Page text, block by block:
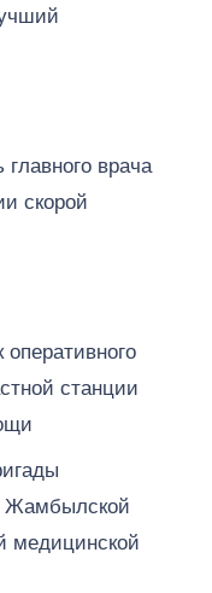
врача
скорой
станции
Жамбылской
медицинской